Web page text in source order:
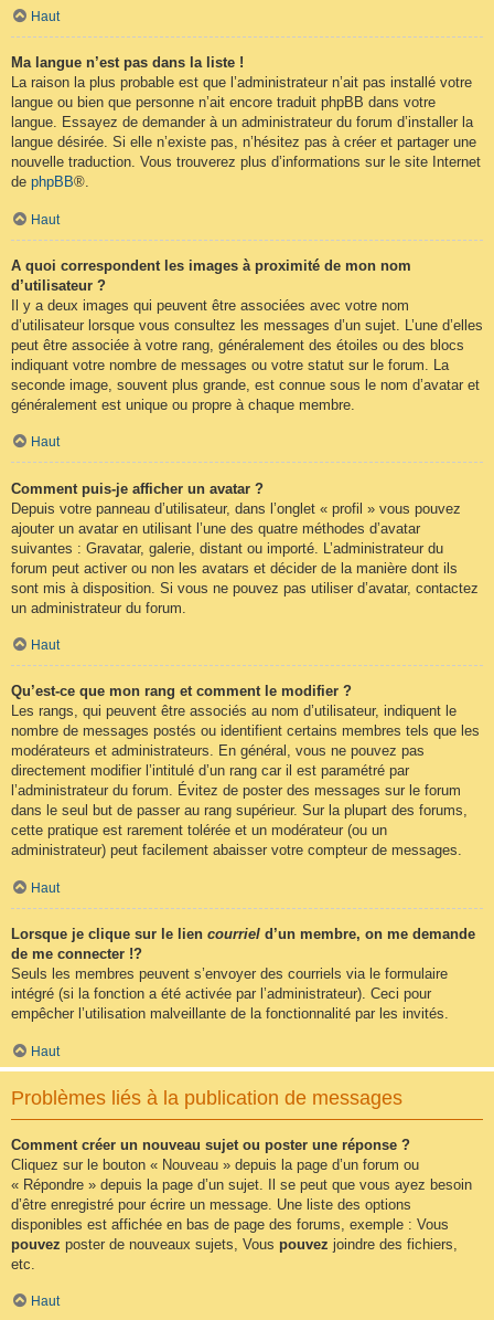
Haut
Ma langue n’est pas dans la liste !
La raison la plus probable est que l’administrateur n’ait pas installé votre
langue ou bien que personne n’ait encore traduit phpBB dans votre
langue. Essayez de demander à un administrateur du forum d’installer la
langue désirée. Si elle n’existe pas, n’hésitez pas à créer et partager une
nouvelle traduction. Vous trouverez plus d’informations sur le site Internet
de phpBB®.
Haut
A quoi correspondent les images à proximité de mon nom
d’utilisateur ?
Il y a deux images qui peuvent être associées avec votre nom
d’utilisateur lorsque vous consultez les messages d’un sujet. L’une d’elles
peut être associée à votre rang, généralement des étoiles ou des blocs
indiquant votre nombre de messages ou votre statut sur le forum. La
seconde image, souvent plus grande, est connue sous le nom d’avatar et
généralement est unique ou propre à chaque membre.
Haut
Comment puis-je afficher un avatar ?
Depuis votre panneau d’utilisateur, dans l’onglet « profil » vous pouvez
ajouter un avatar en utilisant l’une des quatre méthodes d’avatar
suivantes : Gravatar, galerie, distant ou importé. L’administrateur du
forum peut activer ou non les avatars et décider de la manière dont ils
sont mis à disposition. Si vous ne pouvez pas utiliser d’avatar, contactez
un administrateur du forum.
Haut
Qu’est-ce que mon rang et comment le modifier ?
Les rangs, qui peuvent être associés au nom d’utilisateur, indiquent le
nombre de messages postés ou identifient certains membres tels que les
modérateurs et administrateurs. En général, vous ne pouvez pas
directement modifier l’intitulé d’un rang car il est paramétré par
l’administrateur du forum. Évitez de poster des messages sur le forum
dans le seul but de passer au rang supérieur. Sur la plupart des forums,
cette pratique est rarement tolérée et un modérateur (ou un
administrateur) peut facilement abaisser votre compteur de messages.
Haut
Lorsque je clique sur le lien courriel d’un membre, on me demande
de me connecter !?
Seuls les membres peuvent s’envoyer des courriels via le formulaire
intégré (si la fonction a été activée par l’administrateur). Ceci pour
empêcher l’utilisation malveillante de la fonctionnalité par les invités.
Haut
Problèmes liés à la publication de messages
Comment créer un nouveau sujet ou poster une réponse ?
Cliquez sur le bouton « Nouveau » depuis la page d’un forum ou
« Répondre » depuis la page d’un sujet. Il se peut que vous ayez besoin
d’être enregistré pour écrire un message. Une liste des options
disponibles est affichée en bas de page des forums, exemple : Vous
pouvez poster de nouveaux sujets, Vous pouvez joindre des fichiers,
etc.
Haut